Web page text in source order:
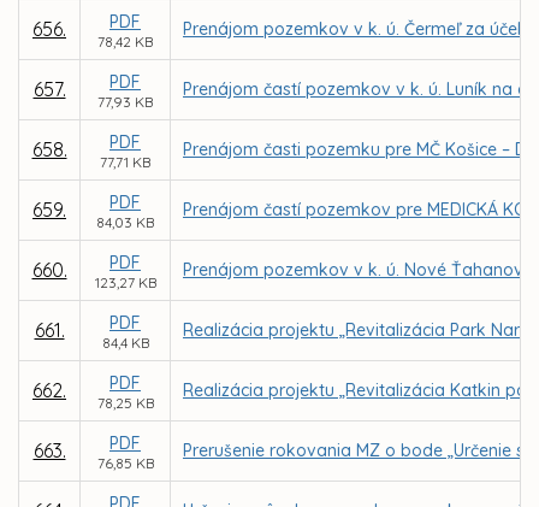
656. PDF
78,42 KB
Prenájom pozemkov v k. ú. Čermeľ za
657. PDF
77,93 KB
Prenájom častí pozemkov v k. ú. Luník na
658. PDF
77,71 KB
Prenájom časti pozemku pre MČ Košice –
659. PDF
84,03 KB
Prenájom častí pozemkov pre MEDICKÁ
660. PDF
123,27 KB
Prenájom pozemkov v k. ú. Nové
661. PDF
84,4 KB
Realizácia projektu „Revitalizácia Park
662. PDF
78,25 KB
Realizácia projektu „Revitalizácia Katkin
663. PDF
76,85 KB
Prerušenie rokovania MZ o bode „Určenie